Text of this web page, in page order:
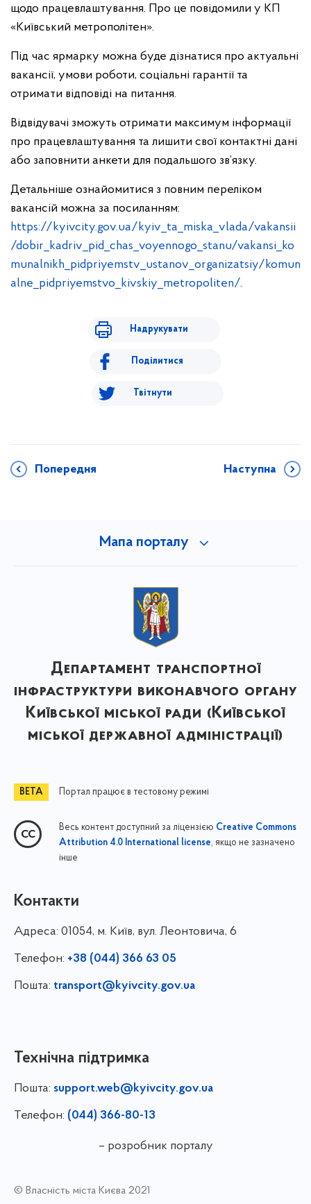
щодо працевлаштування. Про це повідомили у КП
«Київський метрополітен».
Під час ярмарку можна буде дізнатися про актуальні
вакансії, умови роботи, соціальні гарантії та
отримати відповіді на питання.
Відвідувачі зможуть отримати максимум інформації
про працевлаштування та лишити свої контактні дані
або заповнити анкети для подальшого зв’язку.
Детальніше ознайомитися з повним переліком
вакансій можна за посиланням:
https://kyivcity.gov.ua/kyiv_ta_miska_vlada/vakansii
/dobir_kadriv_pid_chas_voyennogo_stanu/vakansi_ko
munalnikh_pidpriyemstv_ustanov_organizatsiy/komun
alne_pidpriyemstvo_kivskiy_metropoliten/.
Надрукувати
Поділитися
Твітнути
Попередня Наступна
Мапа порталу
Департамент транспортної
інфраструктури виконавчого органу
Київської міської ради (Київської
міської державної адміністрації)
Портал працює в тестовому режимі
Весь контент доступний за ліцензією Creative Commons
Attribution 4.0 International license, якщо не зазначено
інше
Контакти
Адреса: 01054, м. Київ, вул. Леонтовича, 6
Телефон: +38 (044) 366 63 05
Пошта: transport@kyivcity.gov.ua
Технічна підтримка
Пошта: support.web@kyivcity.gov.ua
Телефон: (044) 366-80-13
– розробник порталу
© Власність міста Києва 2021